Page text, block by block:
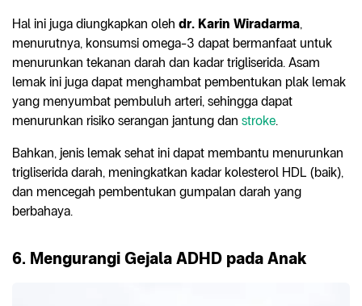
Hal ini juga diungkapkan oleh dr. Karin Wiradarma,
menurutnya, konsumsi omega-3 dapat bermanfaat untuk
menurunkan tekanan darah dan kadar trigliserida. Asam
lemak ini juga dapat menghambat pembentukan plak lemak
yang menyumbat pembuluh arteri, sehingga dapat
menurunkan risiko serangan jantung dan stroke.
Bahkan, jenis lemak sehat ini dapat membantu menurunkan
trigliserida darah, meningkatkan kadar kolesterol HDL (baik),
dan mencegah pembentukan gumpalan darah yang
berbahaya.
6. Mengurangi Gejala ADHD pada Anak